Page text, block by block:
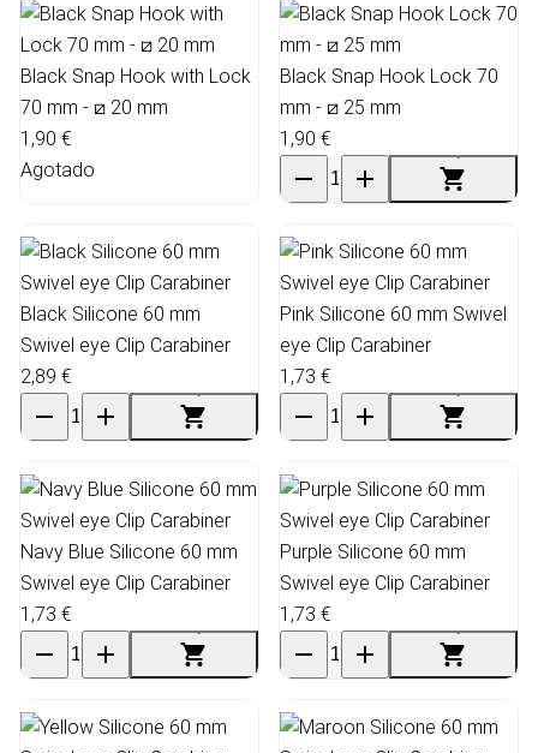
Black Snap Hook with Lock
70 mm - ⧄ 20 mm
1,90 €
Agotado
Black Snap Hook Lock 70
mm - ⧄ 25 mm
1,90 €
Black Silicone 60 mm
Swivel eye Clip Carabiner
2,89 €
Pink Silicone 60 mm Swivel
eye Clip Carabiner
1,73 €
Navy Blue Silicone 60 mm
Swivel eye Clip Carabiner
1,73 €
Purple Silicone 60 mm
Swivel eye Clip Carabiner
1,73 €